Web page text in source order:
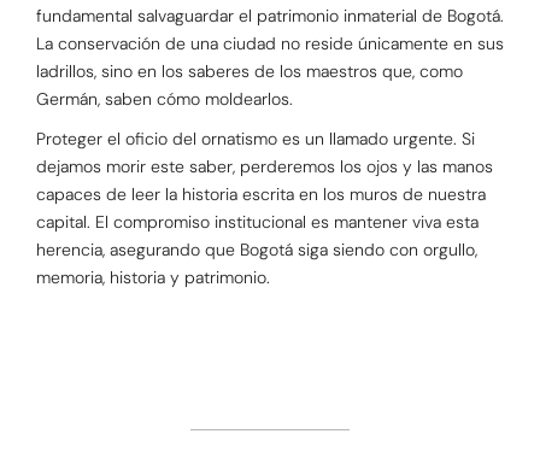
fundamental salvaguardar el patrimonio inmaterial de Bogotá.
La conservación de una ciudad no reside únicamente en sus
ladrillos, sino en los saberes de los maestros que, como
Germán, saben cómo moldearlos.
Proteger el oficio del ornatismo es un llamado urgente. Si
dejamos morir este saber, perderemos los ojos y las manos
capaces de leer la historia escrita en los muros de nuestra
capital. El compromiso institucional es mantener viva esta
herencia, asegurando que Bogotá siga siendo con orgullo,
memoria, historia y patrimonio.